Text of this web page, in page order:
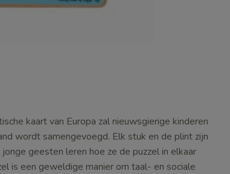
kaart van Europa zal nieuwsgierige kinderen
wordt samengevoegd. Elk stuk en de plint zijn
geesten leren hoe ze de puzzel in elkaar
is een geweldige manier om taal- en sociale